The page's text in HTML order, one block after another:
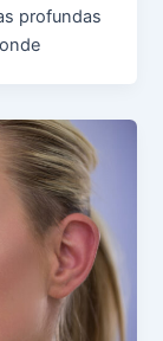
profundas